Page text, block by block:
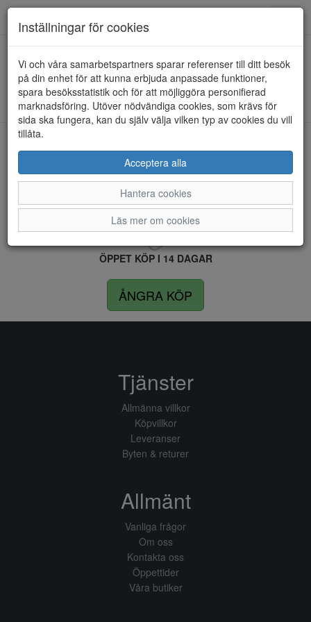
HEM ULRIKA DESIGN
Kunde inte hitta några artiklar...
LEVERANS INOM 4 DAGAR INOM SVERIGE
FRI FRAKT VID KÖP ÖVER 1.500 KR
ÖPPET KÖP I 14 DAGAR
ÅNGRA KÖP
Inställningar för cookies
Vi och våra samarbetspartners sparar referenser till ditt besök
på din enhet för att kunna erbjuda anpassade funktioner,
spara besöksstatistik och för att möjliggöra personifierad
marknadsföring. Utöver nödvändiga cookies, som krävs för
sida ska fungera, kan du själv välja vilken typ av cookies du vill
tillåta.
Acceptera alla
Hantera cookies
Läs mer om cookies
Tjänster
Allmänna villkor
Köpvillkor
Leveranser
Byten & returer
Allmänt
Vanliga frågor
Om oss
Kontakta oss
Öppettider
Våra butiker